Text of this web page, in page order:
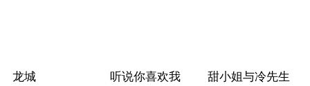
龙城 听说你喜欢我 甜小姐与冷先生